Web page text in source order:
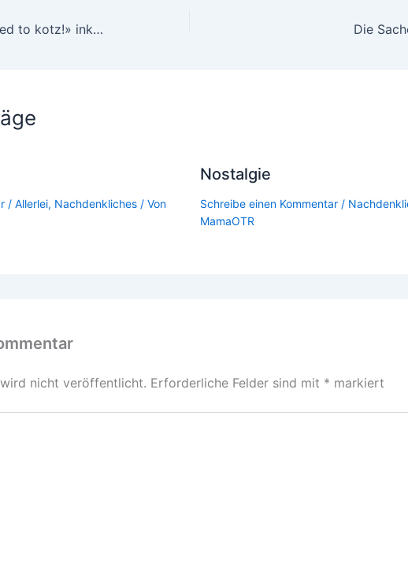
Buchrezension «Mama, I need to kotz!» inkl. #Verlosung Die
/ Allerlei, Nachdenkliches / Von
Nostalgie
Schreibe einen Kommentar /
MamaOTR
nicht veröffentlicht. Erforderliche Felder sind mit * markiert